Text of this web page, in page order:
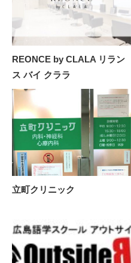
REONCE by CLALA リラン
ス バイ クララ
立町クリニック